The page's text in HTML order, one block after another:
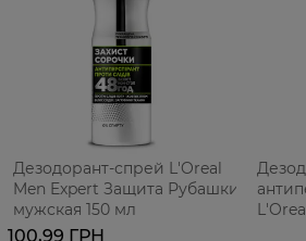
Дезодорант-спрей L'Oreal
Men Expert Защита Рубашки
мужская 150 мл
100,99 ГРН